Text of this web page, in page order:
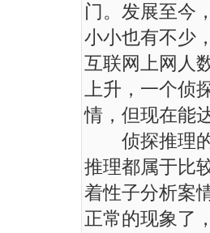
门。发展至今
小小也有不少
互联网上网人
上升，一个
情，但现在能
侦探推理的
推理都属于比
着性子分析案
正常的现象了